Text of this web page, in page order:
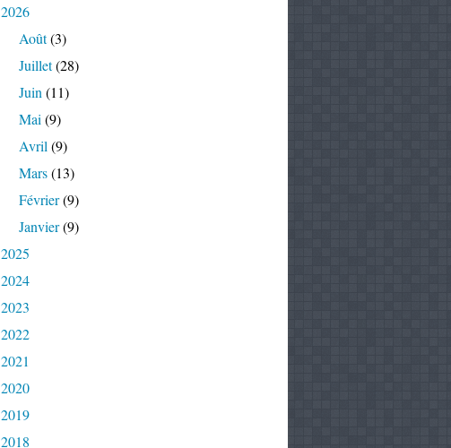
2026
Août(3)
Juillet(28)
Juin (11)
Mai (9)
Avril (9)
Mars(13)
Février(9)
Janvier(9)
2025
2024
2023
2022
2021
2020
2019
2018